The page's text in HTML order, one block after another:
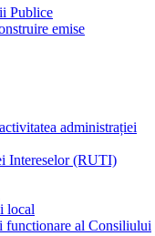
Publice
emise
administrației
Intereselor (RUTI)
local
functionare al Consiliului